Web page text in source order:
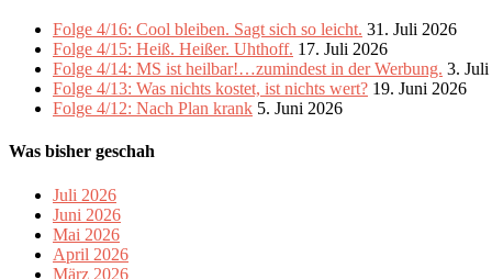
Folge 4/16: Cool bleiben. Sagt sich so leicht. 31. Juli 2026
Folge 4/15: Heiß. Heißer. Uhthoff. 17. Juli 2026
Folge 4/14: MS ist heilbar!…zumindest in der Werbung. 3.
Folge 4/13: Was nichts kostet, ist nichts wert? 19. Juni 2026
Folge 4/12: Nach Plan krank 5. Juni 2026
Was bisher geschah
Juli 2026
Juni 2026
Mai 2026
April 2026
März 2026